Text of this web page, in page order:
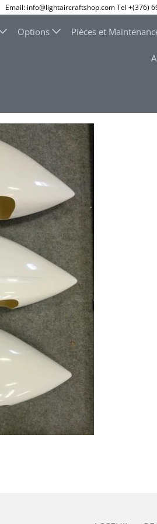
Email: info@lightaircraftshop.com Tel +(376)
Options Pièces et